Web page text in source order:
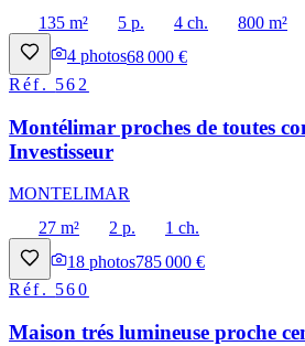
135 m²
5 p. 4 ch.
800 m²
4 photos68 000 €
Réf. 562
Montélimar proches de toutes
Investisseur
MONTELIMAR
27 m²
2 p.
1 ch.
18 photos785 000 €
Réf. 560
Maison trés lumineuse proche